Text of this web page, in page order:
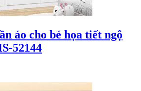
áo cho bé họa tiết ngộ
52144